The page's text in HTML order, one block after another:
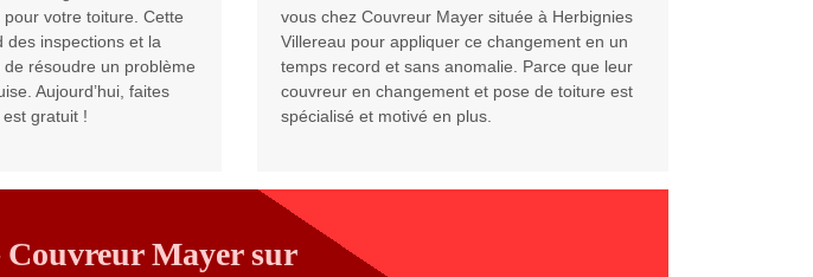
votre toiture. Cette
des inspections et la
résoudre un problème
Aujourd’hui, faites
gratuit !
vous chez Couvreur Mayer située à Herbignies
Villereau pour appliquer ce changement en un
temps record et sans anomalie. Parce que leur
couvreur en changement et pose de toiture est
spécialisé et motivé en plus.
Mayer sur